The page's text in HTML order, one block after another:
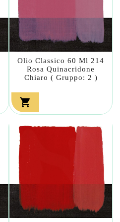
Olio Classico 60 Ml 214
Rosa Quinacridone
Chiaro ( Gruppo: 2 )
